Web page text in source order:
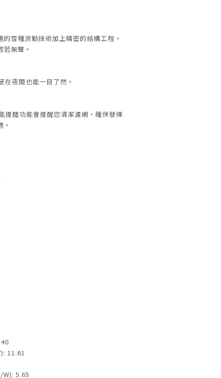
雪種流動技術加上精密的結構工程，
無聲。
在夜間也能一目了然。
提醒功能會提醒您清潔濾網，確保發揮
11.61
W): 5.65